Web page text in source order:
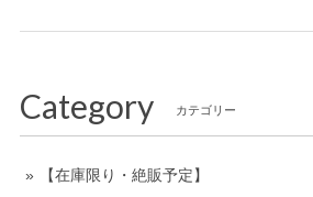
Category カテゴリー
【在庫限り・絶販予定】